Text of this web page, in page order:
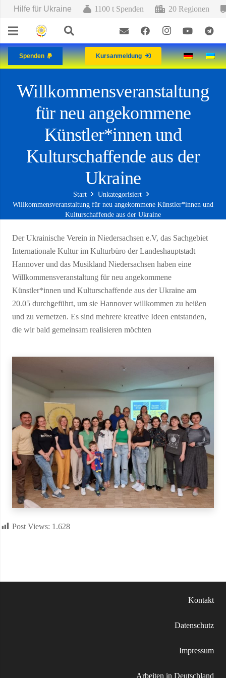
Hilfe für Ukraine 1100 t Spenden 20 Regionen
Spenden Kursanmeldung
Willkommensveranstaltung
für neu angekommene
Künstler*innen und
Kulturschaffende aus der
Ukraine
Start
Unkategorisiert
Willkommensveranstaltung für neu angekommene Künstler*innen und
Kulturschaffende aus der Ukraine
Der Ukrainische Verein in Niedersachsen e.V, das Sachgebiet
Internationale Kultur im Kulturbüro der Landeshauptstadt
Hannover und das Musikland Niedersachsen haben eine
Willkommensveranstaltung für neu angekommene
Künstler*innen und Kulturschaffende aus der Ukraine am
20.05 durchgeführt, um sie Hannover willkommen zu heißen
und zu vernetzen. Es sind mehrere kreative Ideen entstanden,
die wir bald gemeinsam realisieren möchten
Post Views: 1.628
Kontakt
Datenschutz
Impressum
Arbeiten in Deutschland